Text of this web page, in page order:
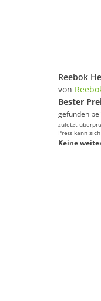
von
Bester
gefunden bei
zuletzt
Preis kann
Keine